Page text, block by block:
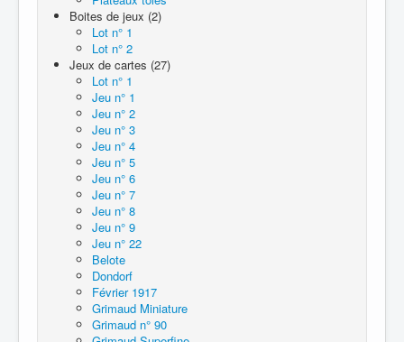
Boites de jeux (2)
Lot n° 1
Lot n° 2
Jeux de cartes (27)
Lot n° 1
Jeu n° 1
Jeu n° 2
Jeu n° 3
Jeu n° 4
Jeu n° 5
Jeu n° 6
Jeu n° 7
Jeu n° 8
Jeu n° 9
Jeu n° 22
Belote
Dondorf
Février 1917
Grimaud Miniature
Grimaud n° 90